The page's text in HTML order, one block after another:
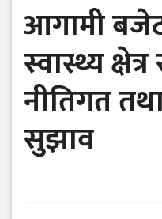
आगामी
स्वास्थ्य
नीतिगत
सुझाव